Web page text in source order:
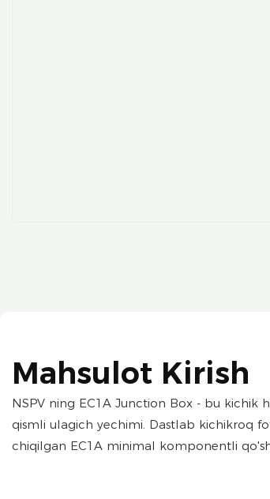
Mahsulot Kirish
NSPV ning EC1A Junction Box - bu
qismli ulagich yechimi. Dastlab kichikroq
chiqilgan EC1A minimal komponentli